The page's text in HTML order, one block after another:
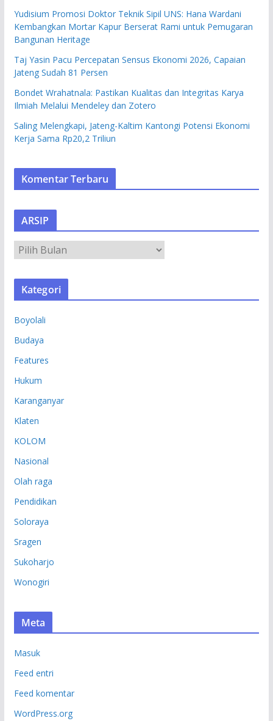
Yudisium Promosi Doktor Teknik Sipil UNS: Hana Wardani
Kembangkan Mortar Kapur Berserat Rami untuk Pemugaran
Bangunan Heritage
Taj Yasin Pacu Percepatan Sensus Ekonomi 2026, Capaian
Jateng Sudah 81 Persen
Bondet Wrahatnala: Pastikan Kualitas dan Integritas Karya
Ilmiah Melalui Mendeley dan Zotero
Saling Melengkapi, Jateng-Kaltim Kantongi Potensi Ekonomi
Kerja Sama Rp20,2 Triliun
Komentar Terbaru
ARSIP
R
S
Kategori
Boyolali
Budaya
Features
Hukum
Karanganyar
Klaten
KOLOM
Nasional
Olah raga
Pendidikan
Soloraya
Sragen
Sukoharjo
Wonogiri
Meta
Masuk
Feed entri
Feed komentar
WordPress.org